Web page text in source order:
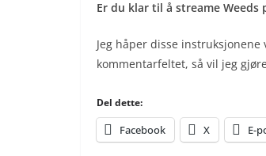
Er du klar til å streame Weeds
Jeg håper disse
kommentarfeltet, så vil jeg
Del dette:
Facebook X E-